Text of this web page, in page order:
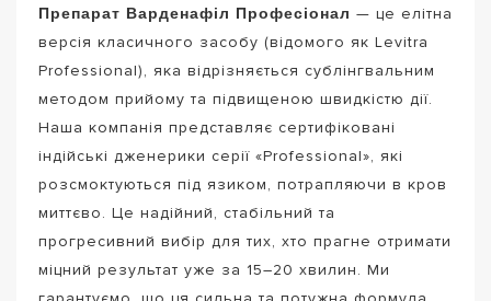
Препарат Варденафіл Професіонал — це елітна
версія класичного засобу (відомого як Levitra
Professional), яка відрізняється сублінгвальним
методом прийому та підвищеною швидкістю дії.
Наша компанія представляє сертифіковані
індійські дженерики серії «Professional», які
розсмоктуються під язиком, потрапляючи в кров
миттєво. Це надійний, стабільний та
прогресивний вибір для тих, хто прагне отримати
міцний результат уже за 15–20 хвилин. Ми